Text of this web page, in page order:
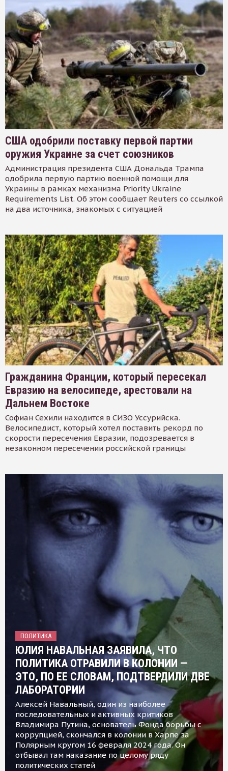
США одобрили поставку первой партии
оружия Украине за счет союзников
Администрация президента США Дональда Трампа
одобрила первую партию военной помощи для
Украины в рамках механизма Priority Ukraine
Requirements List. Об этом сообщает Reuters со ссылкой
на два источника, знакомых с ситуацией
Гражданина Франции, который пересекал
Евразию на велосипеде, арестовали на
Дальнем Востоке
Софиан Сехили находится в СИЗО Уссурийска.
Велосипедист, который хотел поставить рекорд по
скорости пересечения Евразии, подозревается в
незаконном пересечении российской границы
ПОЛИТИКА
ЮЛИЯ НАВАЛЬНАЯ ЗАЯВИЛА, ЧТО
ПОЛИТИКА ОТРАВИЛИ В КОЛОНИИ —
ЭТО, ПО ЕЕ СЛОВАМ, ПОДТВЕРДИЛИ ДВЕ
ЛАБОРАТОРИИ
Алексей Навальный, один из наиболее
последовательных и активных критиков
Владимира Путина, основатель Фонда борьбы с
коррупцией, скончался в колонии в Харпе за
Полярным кругом 16 февраля 2024 года. Он
отбывал там наказание по целому ряду
политических статей